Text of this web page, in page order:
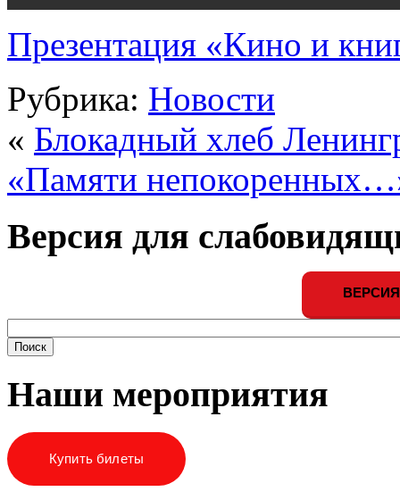
Презентация «Кино и
Рубрика: Новости
« Блокадный хлеб
«Памяти
Версия для
Наши мероприятия
Купить билеты